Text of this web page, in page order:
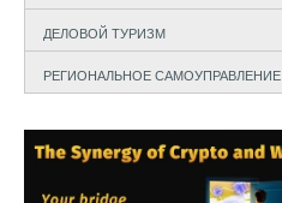
ДЕЛОВОЙ ТУРИЗМ
РЕГИОНАЛЬНОЕ САМОУПРАВЛЕНИЕ